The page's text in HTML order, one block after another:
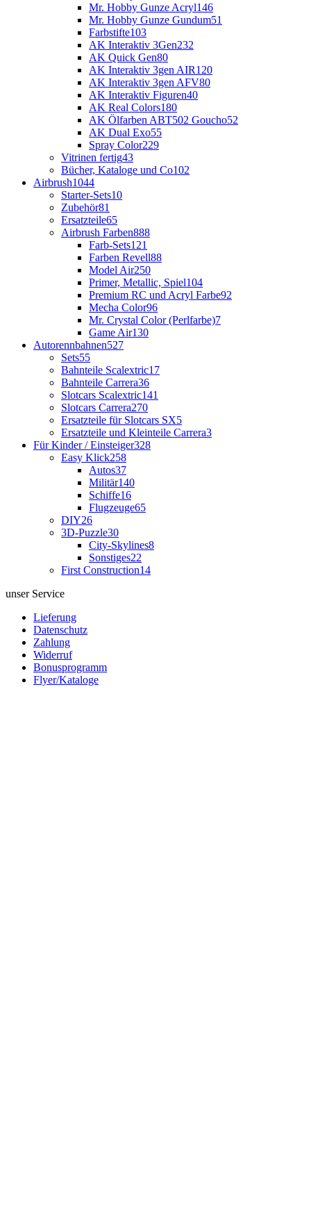
Mr. Hobby Gunze Acryl146
Mr. Hobby Gunze Gundum51
Farbstifte103
AK Interaktiv 3Gen232
AK Quick Gen80
AK Interaktiv 3gen AIR120
AK Interaktiv 3gen AFV80
AK Interaktiv Figuren40
AK Real Colors180
AK Ölfarben ABT502 Goucho52
AK Dual Exo55
Spray Color229
Vitrinen fertig43
Bücher, Kataloge und Co102
Airbrush1044
Starter-Sets10
Zubehör81
Ersatzteile65
Airbrush Farben888
Farb-Sets121
Farben Revell88
Model Air250
Primer, Metallic, Spiel104
Premium RC und Acryl Farbe92
Mecha Color96
Mr. Crystal Color (Perlfarbe)7
Game Air130
Autorennbahnen527
Sets55
Bahnteile Scalextric17
Bahnteile Carrera36
Slotcars Scalextric141
Slotcars Carrera270
Ersatzteile für Slotcars SX5
Ersatzteile und Kleinteile Carrera3
Für Kinder / Einsteiger328
Easy Klick258
Autos37
Militär140
Schiffe16
Flugzeuge65
DIY26
3D-Puzzle30
City-Skylines8
Sonstiges22
First Construction14
unser Service
Lieferung
Datenschutz
Zahlung
Widerruf
Bonusprogramm
Flyer/Kataloge